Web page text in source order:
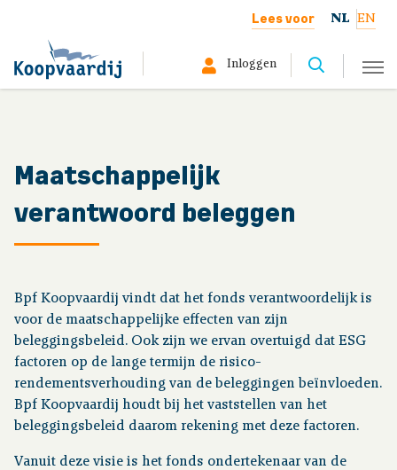
Lees voor NL EN
Gepensioneerd
Over ons
Inloggen
Organisatie
Financiële situatie
Maatschappelijk
verantwoord beleggen
Bpf Koopvaardij vindt dat het fonds verantwoordelijk is
voor de maatschappelijke effecten van zijn
beleggingsbeleid. Ook zijn we ervan overtuigd dat ESG
factoren op de lange termijn de risico-
rendementsverhouding van de beleggingen beïnvloeden.
Bpf Koopvaardij houdt bij het vaststellen van het
beleggingsbeleid daarom rekening met deze factoren.
Vanuit deze visie is het fonds ondertekenaar van de